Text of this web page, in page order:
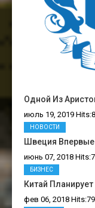
Одной Из
июль 19, 2019
Швеция
июнь 07, 2018
НОВОСТИ
Китай
фев 06, 2018
БИЗНЕС